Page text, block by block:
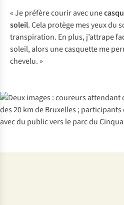
« Je préfère courir avec une
soleil. Cela protège mes yeux du
transpiration. En plus, j’attrape
soleil, alors une casquette me
chevelu. »